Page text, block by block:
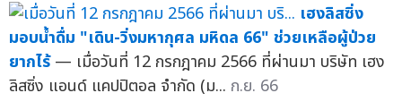
เฮงลิสซิ่ง
มอบน้ำดื่ม "เดิน-วิ่งมหากุศล มหิดล 66" ช่วยเหลือผู้ป่วย
ยากไร้ — เมื่อวันที่ 12 กรกฎาคม 2566 ที่ผ่านมา บริษัท เฮง
ลิสซิ่ง แอนด์ แคปปิตอล จำกัด (ม... ก.ย. 66